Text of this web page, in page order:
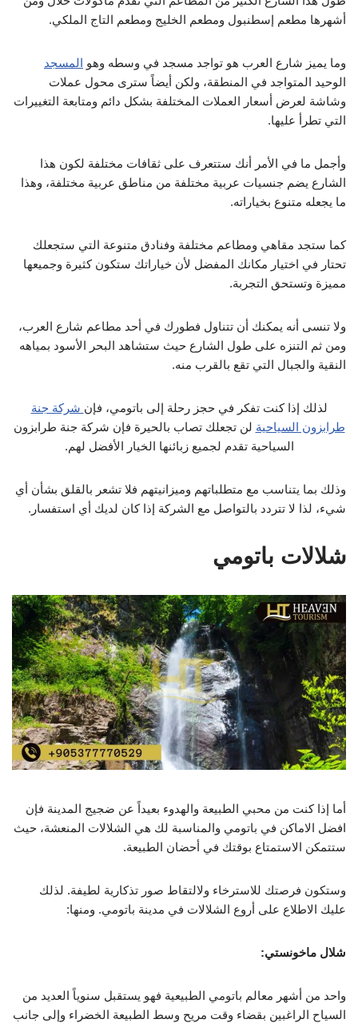
أشهرها مطعم إسطنبول ومطعم الخليج ومطعم التاج الملكي.
وما يميز شارع العرب هو تواجد مسجد في وسطه وهو المسجد
الوحيد المتواجد في المنطقة، ولكن أيضاً سترى محول عملات
وشاشة لعرض أسعار العملات المختلفة بشكل دائم ومتابعة التغييرات
التي تطرأ عليها.
وأجمل ما في الأمر أنك ستتعرف على ثقافات مختلفة لكون هذا
الشارع يضم جنسيات عربية مختلفة من مناطق عربية مختلفة، وهذا
ما يجعله متنوع بخياراته.
كما ستجد مقاهي ومطاعم مختلفة وفنادق متنوعة التي ستجعلك
تحتار في اختيار مكانك المفضل لأن خياراتك ستكون كثيرة وجميعها
مميزة وتستحق التجربة.
ولا تنسى أنه يمكنك أن تتناول فطورك في أحد مطاعم شارع العرب،
ومن ثم التنزه على طول الشارع حيث ستشاهد البحر الأسود بمياهه
النقية والجبال التي تقع بالقرب منه.
لذلك إذا كنت تفكر في حجز رحلة إلى باتومي، فإن شركة جنة
طرابزون السياحية لن تجعلك تصاب بالحيرة فإن شركة جنة طرابزون
السياحية تقدم لجميع زبائنها الخيار الأفضل لهم.
وذلك بما يتناسب مع متطلباتهم وميزانيتهم فلا تشعر بالقلق بشأن أي
شيء، لذا لا تتردد بالتواصل مع الشركة إذا كان لديك أي استفسار.
شلالات باتومي
أما إذا كنت من محبي الطبيعة والهدوء بعيداً عن ضجيج المدينة فإن
افضل الاماكن في باتومي والمناسبة لك هي الشلالات المنعشة، حيث
ستتمكن الاستمتاع بوقتك في أحضان الطبيعة.
وستكون فرصتك للاسترخاء ولالتقاط صور تذكارية لطيفة. لذلك
عليك الاطلاع على أروع الشلالات في مدينة باتومي. ومنها:
شلال ماخونستي:
واحد من أشهر معالم باتومي الطبيعية فهو يستقبل سنوياً العديد من
السياح الراغبين بقضاء وقت مريح وسط الطبيعة الخضراء وإلى جانب